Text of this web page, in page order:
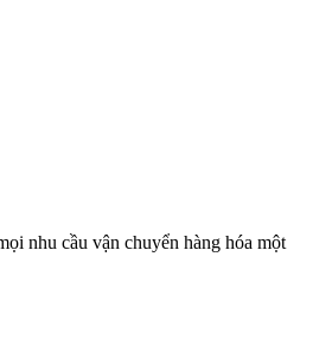
nhu cầu vận chuyển hàng hóa một